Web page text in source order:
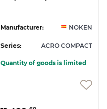
Manufacturer: NOKEN
Series: ACRO COMPACT
Quantity of goods is limited